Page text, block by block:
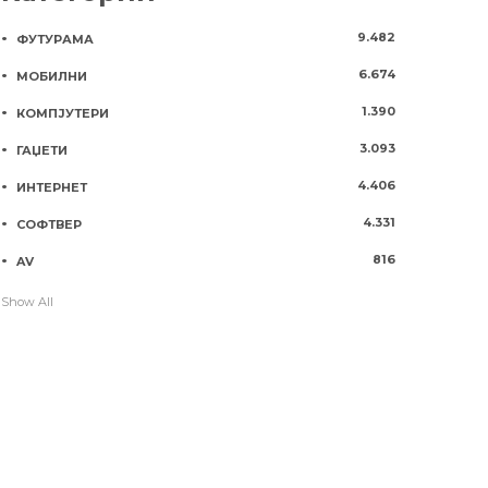
ФУТУРАМА 9.482
МОБИЛНИ 6.674
КОМПЈУТЕРИ 1.390
ГАЏЕТИ 3.093
ИНТЕРНЕТ 4.406
СОФТВЕР 4.331
AV 816
Show All